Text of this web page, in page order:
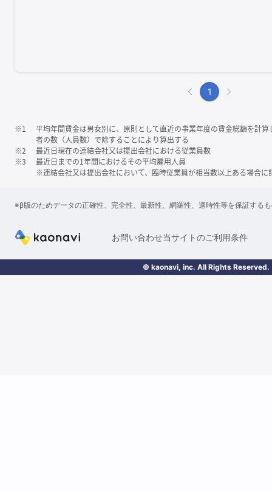
1
※1
平均年間賃金は男女別に、原則として直近の事業年度の賃金総額を計
者の数（人員数）で除することにより算出する
※2
最近日現在の連結会社又は提出会社における従業員数
※3
最近日までの1年間におけるその平均雇用人員
※連結会社又は提出会社において、臨時従業員が相当数以上ある場合に
※β版のためデータの正確性、完全性、最新性、網羅性、適時性等を保証する
お問い合わせ当サイトのご利用条件
© kaonavi, inc. All Rights Reserved.